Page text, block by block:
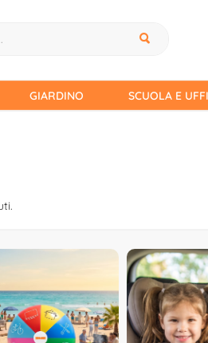
GIARDINO SCUOLA E